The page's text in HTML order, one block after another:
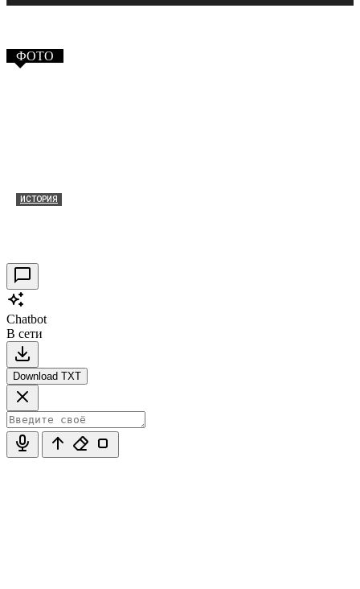
ФОТО
ИСТОРИЯ
Chatbot
В сети
Download TXT